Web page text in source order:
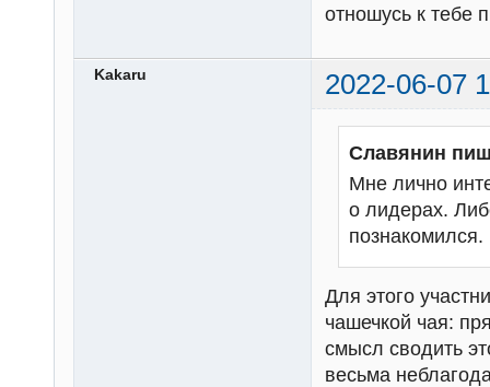
отношусь к тебе
Kakaru 2022-06-07
Славянин
Мне лично
о лидерах.
познакомился.
Для этого
чашечкой чая:
смысл сводить
весьма